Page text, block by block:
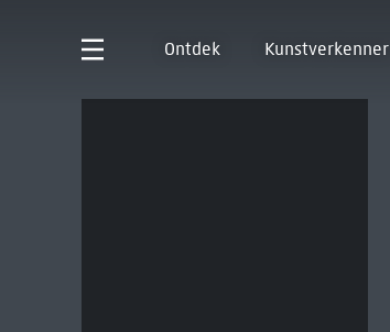
Ontdek Kunstverkenner